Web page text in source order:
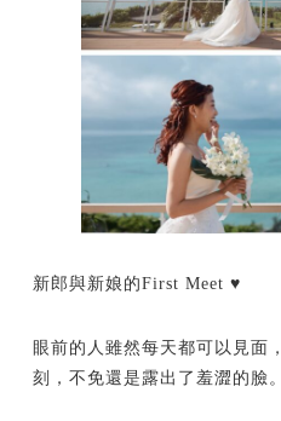
新郎與新娘的First Meet ♥
眼前的人雖然每天都可以見面
刻，不免還是露出了羞澀的臉。